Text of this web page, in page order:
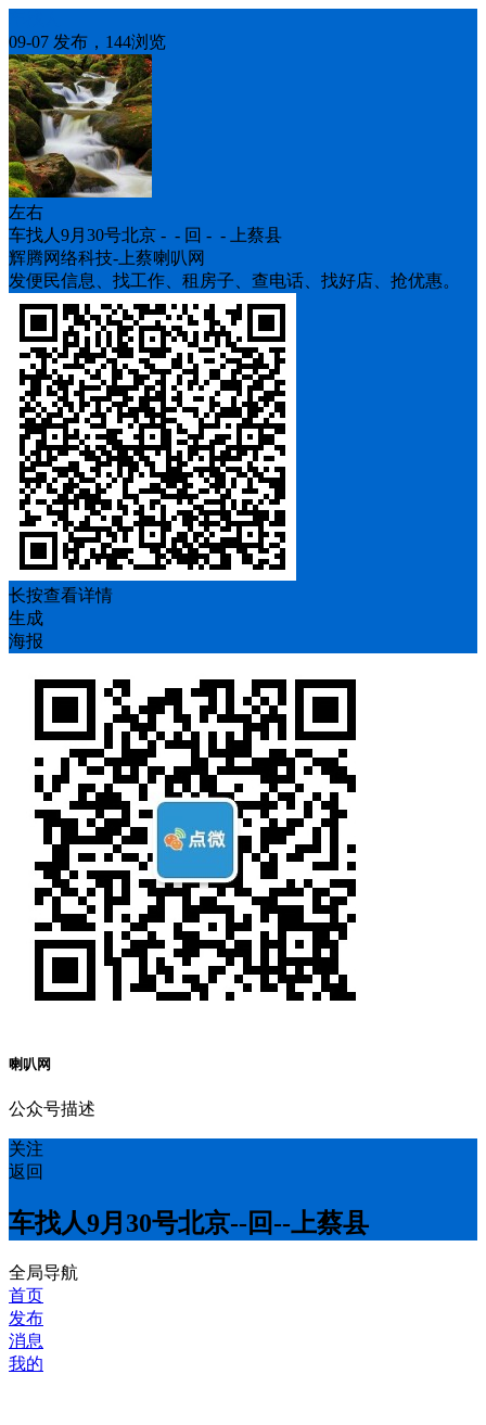
09-07 发布，144浏览
左右
车找人9月30号北京 - - 回 - - 上蔡县
辉腾网络科技-上蔡喇叭网
发便民信息、找工作、租房子、查电话、找好店、抢优惠。
长按查看详情
生成
海报
喇叭网
公众号描述
关注
返回
车找人9月30号北京--回--上蔡县
全局导航
首页
发布
消息
我的